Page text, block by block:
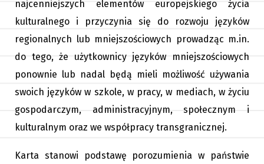
najcenniejszych elementów europejskiego życia
kulturalnego i przyczynia się do rozwoju języków
regionalnych lub mniejszościowych prowadząc m.in.
do tego, że użytkownicy języków mniejszościowych
ponownie lub nadal będą mieli możliwość używania
swoich języków w szkole, w pracy, w mediach, w życiu
gospodarczym, administracyjnym, społecznym i
kulturalnym oraz we współpracy transgranicznej.
Karta stanowi podstawę porozumienia w państwie